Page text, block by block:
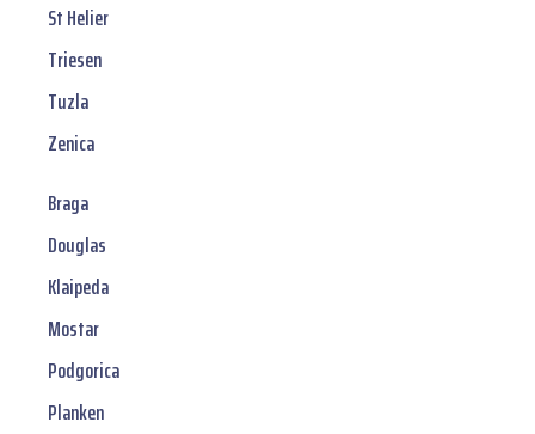
St Helier
Triesen
Tuzla
Zenica
Braga
Douglas
Klaipeda
Mostar
Podgorica
Planken